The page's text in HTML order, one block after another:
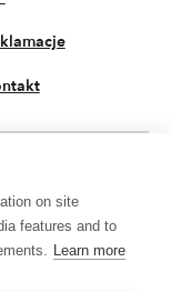
osobowych
on site
features and to
Learn more